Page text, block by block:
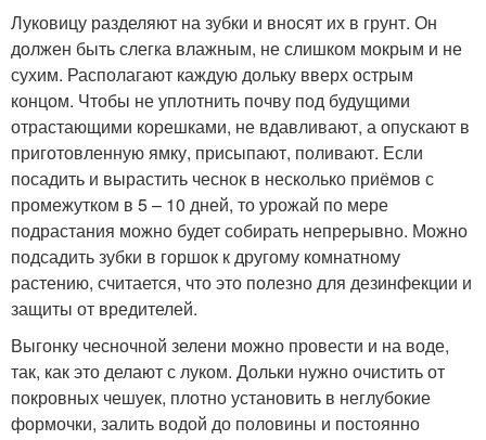
Луковицу разделяют на зубки и вносят их в грунт. Он
должен быть слегка влажным, не слишком мокрым и не
сухим. Располагают каждую дольку вверх острым
концом. Чтобы не уплотнить почву под будущими
отрастающими корешками, не вдавливают, а опускают в
приготовленную ямку, присыпают, поливают. Если
посадить и вырастить чеснок в несколько приёмов с
промежутком в 5 – 10 дней, то урожай по мере
подрастания можно будет собирать непрерывно. Можно
подсадить зубки в горшок к другому комнатному
растению, считается, что это полезно для дезинфекции и
защиты от вредителей.
Выгонку чесночной зелени можно провести и на воде,
так, как это делают с луком. Дольки нужно очистить от
покровных чешуек, плотно установить в неглубокие
формочки, залить водой до половины и постоянно